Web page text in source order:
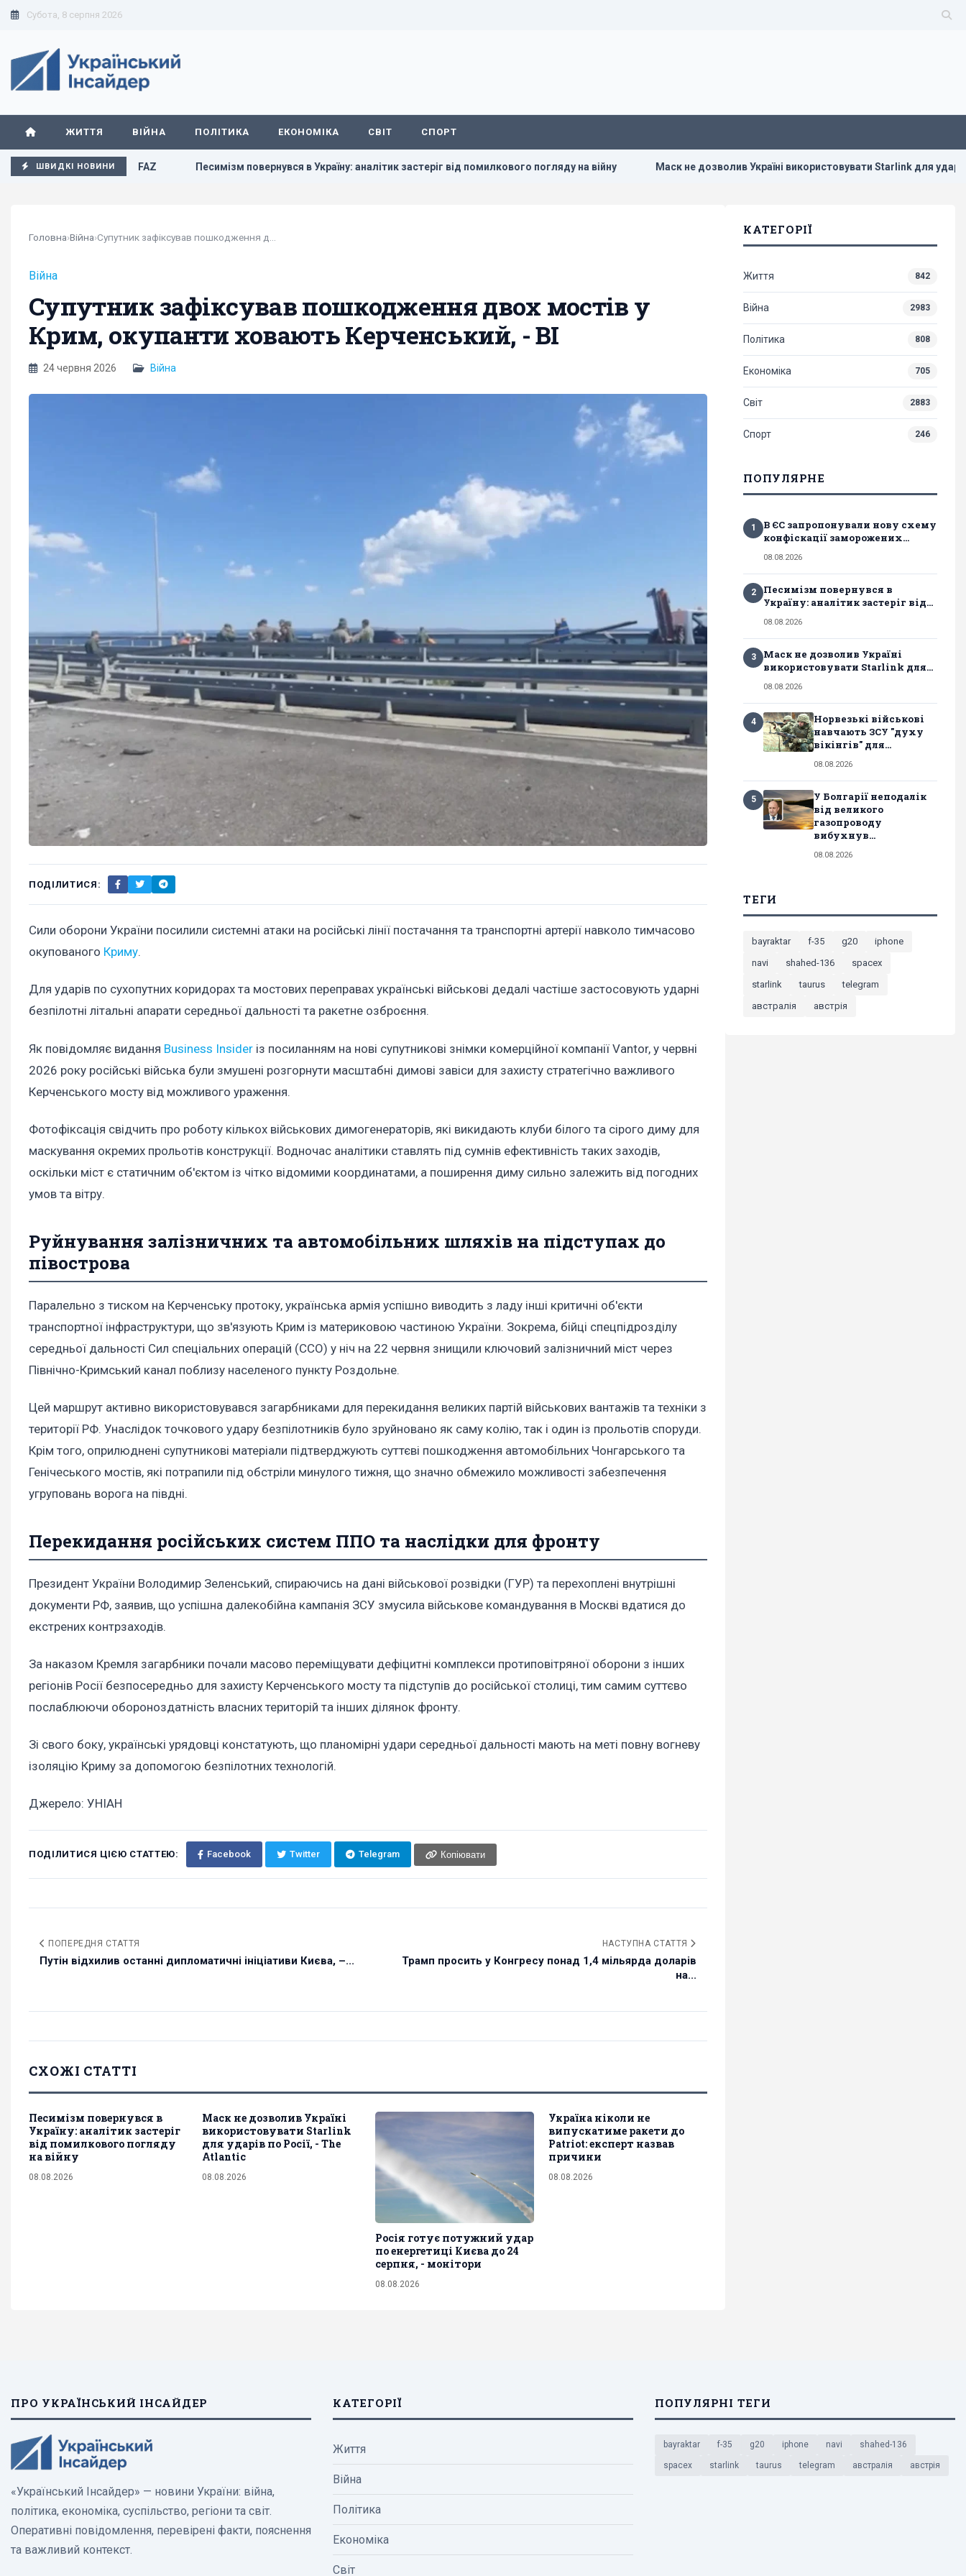
Субота, 8 серпня 2026
ЖИТТЯ ВІЙНА ПОЛІТИКА ЕКОНОМІКА СВІТ СПОРТ
ШВИДКІ НОВИНИ
РФ, - FAZ Песимізм повернувся в Україну: аналітик застеріг від помилкового погляду на війну Маск не дозволив Україні використовувати Starlink для ударів по Росії, -
Головна›Війна›
Війна
Супутник зафіксував пошкодження двох мостів у
Крим, окупанти ховають Керченський, - ВІ
24 червня 2026 Війна
ПОДІЛИТИСЯ:
Сили оборони України посилили системні атаки на російські лінії постачання та транспортні артерії навколо тимчасово
окупованого Криму.
Для ударів по сухопутних коридорах та мостових переправах українські військові дедалі частіше застосовують ударні
безпілотні літальні апарати середньої дальності та ракетне озброєння.
Як повідомляє видання Business Insider із посиланням на нові супутникові знімки комерційної компанії Vantor, у червні
2026 року російські війська були змушені розгорнути масштабні димові завіси для захисту стратегічно важливого
Керченського мосту від можливого ураження.
Фотофіксація свідчить про роботу кількох військових димогенераторів, які викидають клуби білого та сірого диму для
маскування окремих прольотів конструкції. Водночас аналітики ставлять під сумнів ефективність таких заходів,
оскільки міст є статичним об'єктом із чітко відомими координатами, а поширення диму сильно залежить від погодних
умов та вітру.
Руйнування залізничних та автомобільних шляхів на підступах до
півострова
Паралельно з тиском на Керченську протоку, українська армія успішно виводить з ладу інші критичні об'єкти
транспортної інфраструктури, що зв'язують Крим із материковою частиною України. Зокрема, бійці спецпідрозділу
середньої дальності Сил спеціальних операцій (ССО) у ніч на 22 червня знищили ключовий залізничний міст через
Північно-Кримський канал поблизу населеного пункту Роздольне.
Цей маршрут активно використовувався загарбниками для перекидання великих партій військових вантажів та техніки з
території РФ. Унаслідок точкового удару безпілотників було зруйновано як саму колію, так і один із прольотів споруди.
Крім того, оприлюднені супутникові матеріали підтверджують суттєві пошкодження автомобільних Чонгарського та
Генічеського мостів, які потрапили під обстріли минулого тижня, що значно обмежило можливості забезпечення
угруповань ворога на півдні.
Перекидання російських систем ППО та наслідки для фронту
Президент України Володимир Зеленський, спираючись на дані військової розвідки (ГУР) та перехоплені внутрішні
документи РФ, заявив, що успішна далекобійна кампанія ЗСУ змусила військове командування в Москві вдатися до
екстрених контрзаходів.
За наказом Кремля загарбники почали масово переміщувати дефіцитні комплекси протиповітряної оборони з інших
регіонів Росії безпосередньо для захисту Керченського мосту та підступів до російської столиці, тим самим суттєво
послаблюючи обороноздатність власних територій та інших ділянок фронту.
Зі свого боку, українські урядовці констатують, що планомірні удари середньої дальності мають на меті повну вогневу
ізоляцію Криму за допомогою безпілотних технологій.
Джерело: УНІАН
ПОДІЛИТИСЯ ЦІЄЮ СТАТТЕЮ: Facebook Twitter Telegram Копіювати
ПОПЕРЕДНЯ СТАТТЯ
Путін відхилив останні дипломатичні ініціативи Києва, –...
НАСТУПНА СТАТТЯ
Трамп просить у Конгресу понад 1,4 мільярда доларів
на...
СХОЖІ СТАТТІ
Песимізм повернувся в
Україну: аналітик застеріг
від помилкового погляду
на війну
08.08.2026
Маск не дозволив Україні
використовувати Starlink
для ударів по Росії, - The
Atlantic
08.08.2026
Росія готує потужний удар
по енергетиці Києва до 24
серпня, - монітори
08.08.2026
Україна ніколи не
випускатиме ракети до
Patriot: експерт назвав
причини
08.08.2026
КАТЕГОРІЇ
Життя 842
Війна 2983
Політика 808
Економіка 705
Світ 2883
Спорт 246
ПОПУЛЯРНЕ
1
В ЄС запропонували нову схему
конфіскації заморожених...
08.08.2026
2
Песимізм повернувся в
Україну: аналітик застеріг від...
08.08.2026
3
Маск не дозволив Україні
використовувати Starlink для...
08.08.2026
4
Норвезькі військові
навчають ЗСУ "духу
вікінгів" для...
08.08.2026
5
У Болгарії неподалік
від великого
газопроводу
вибухнув...
08.08.2026
ТЕГИ
bayraktar f-35 g20
iphone
navi
shahed-136
spacex
starlink
taurus
telegram
австралія
австрія
ПРО УКРАЇНСЬКИЙ ІНСАЙДЕР
«Український Інсайдер» — новини України: війна,
політика, економіка, суспільство, регіони та світ.
Оперативні повідомлення, перевірені факти, пояснення
та важливий контекст.
КАТЕГОРІЇ
Життя
Війна
Політика
Економіка
Світ
ПОПУЛЯРНІ ТЕГИ
bayraktar f-35 g20 iphone navi shahed-136
spacex starlink taurus telegram австралія австрія